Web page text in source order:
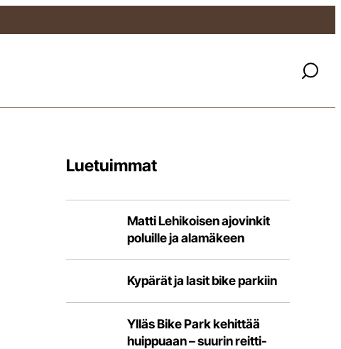
Luetuimmat
Matti Lehikoisen ajovinkit
poluille ja alamäkeen
Kypärät ja lasit bike parkiin
Ylläs Bike Park kehittää
huippuaan – suurin reitti-